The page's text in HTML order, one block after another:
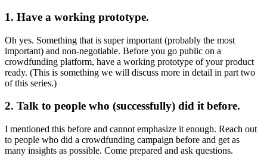
1. Have a working prototype.
Oh yes. Something that is super important (probably the most
important) and non-negotiable. Before you go public on a
crowdfunding platform, have a working prototype of your product
ready. (This is something we will discuss more in detail in part two
of this series.)
2. Talk to people who (successfully) did it before.
I mentioned this before and cannot emphasize it enough. Reach out
to people who did a crowdfunding campaign before and get as
many insights as possible. Come prepared and ask questions.